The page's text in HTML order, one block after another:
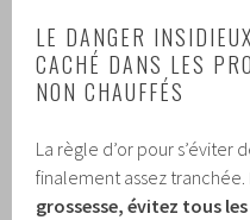
LE DANGER
CACHÉ DANS LES
NON CHAUFFÉS
La règle d’or pour s’éviter
finalement assez tranchée.
grossesse, évitez tous